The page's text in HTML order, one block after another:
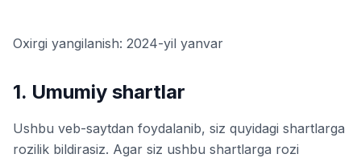
Oxirgi yangilanish: 2024-yil yanvar
1. Umumiy shartlar
Ushbu veb-saytdan foydalanib, siz quyidagi shartlarga
rozilik bildirasiz. Agar siz ushbu shartlarga rozi